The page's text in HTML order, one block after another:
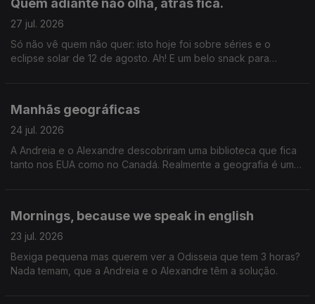
Quem adiante não olha, atrás fica.
27 jul. 2026
Só não vê quem não quer: isto hoje foi sobre séries e o
eclipse solar de 12 de agosto. Ah! E um belo snack para
Manhãs geográficas
24 jul. 2026
A Andreia e o Alexandre descobriram uma biblioteca que fica
tanto nos EUA como no Canadá. Realmente a geografia é uma
Mornings, because we speak in english
23 jul. 2026
Bexiga pequena mas querem ver a Odisseia que tem 3 horas?
Nada temam, que a Andreia e o Alexandre têm a solução.